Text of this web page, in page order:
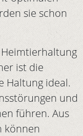
sie schon
ist die
Haltung ideal.
und
führen. Aus
können